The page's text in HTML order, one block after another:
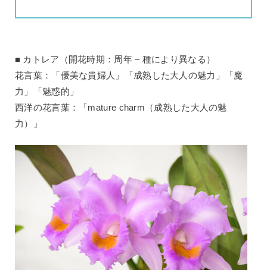
カトレア（開花時期：周年 – 種により異なる）
花言葉：「優美な貴婦人」「成熟した大人の魅力」「魔
力」「魅惑的」
西洋の花言葉：「mature charm（成熟した大人の魅
力）」